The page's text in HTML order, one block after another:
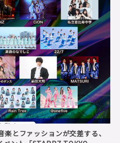
とファッションが交差する、